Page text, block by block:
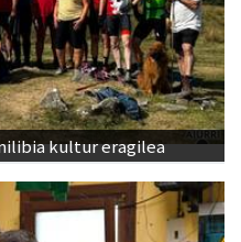
kultur eragilea